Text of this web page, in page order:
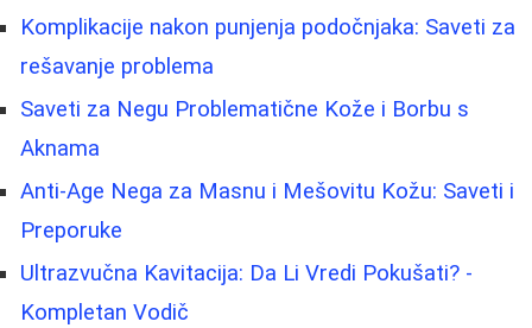
Komplikacije nakon punjenja podočnjaka: Saveti za
rešavanje problema
Saveti za Negu Problematične Kože i Borbu s
Aknama
Anti-Age Nega za Masnu i Mešovitu Kožu: Saveti i
Preporuke
Ultrazvučna Kavitacija: Da Li Vredi Pokušati? -
Kompletan Vodič